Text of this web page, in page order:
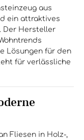
aus
ein attraktives
Der Hersteller
Lösungen für den
für verlässliche
Fliesen in Holz-,